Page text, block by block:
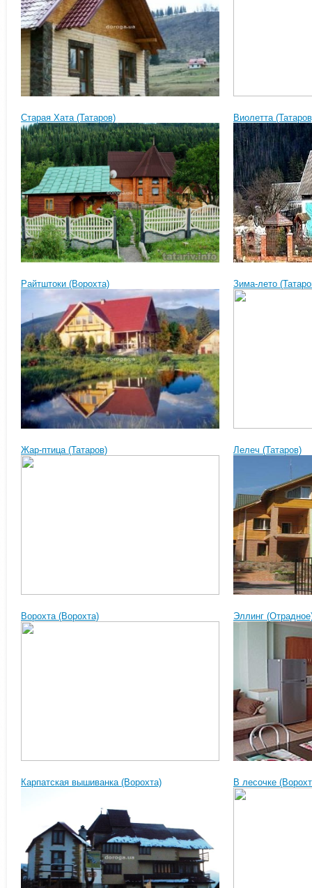
Старая Хата (Татаров) Виолетта
Райтштоки (Ворохта) Зима-лето
Жар-птица (Татаров) Лелеч (Татаров)
Ворохта (Ворохта) Эллинг
Карпатская вышиванка (Ворохта) В лесочке